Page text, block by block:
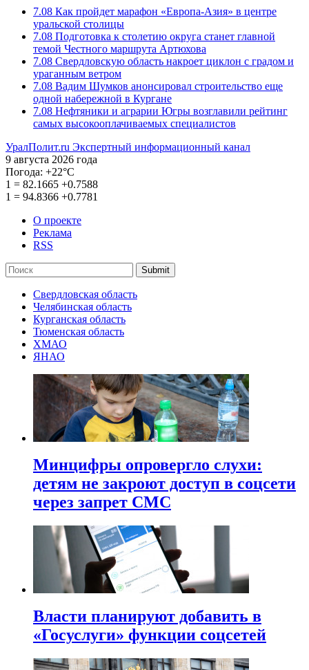
7.08 Как пройдет марафон «Европа-Азия» в центре
уральской столицы
7.08 Подготовка к столетию округа станет главной
темой Честного маршрута Артюхова
7.08 Свердловскую область накроет циклон с градом и
ураганным ветром
7.08 Вадим Шумков анонсировал строительство еще
одной набережной в Кургане
7.08 Нефтяники и аграрии Югры возглавили рейтинг
самых высокооплачиваемых специалистов
УралПолит.ru Экспертный информационный канал
9 августа 2026 года
Погода: +22°С
1 = 82.1665 +0.7588
1 = 94.8366 +0.7781
О проекте
Реклама
RSS
Submit
Свердловская область
Челябинская область
Курганская область
Тюменская область
ХМАО
ЯНАО
Минцифры опровергло слухи:
детям не закроют доступ в соцсети
через запрет СМС
Власти планируют добавить в
«Госуслуги» функции соцсетей